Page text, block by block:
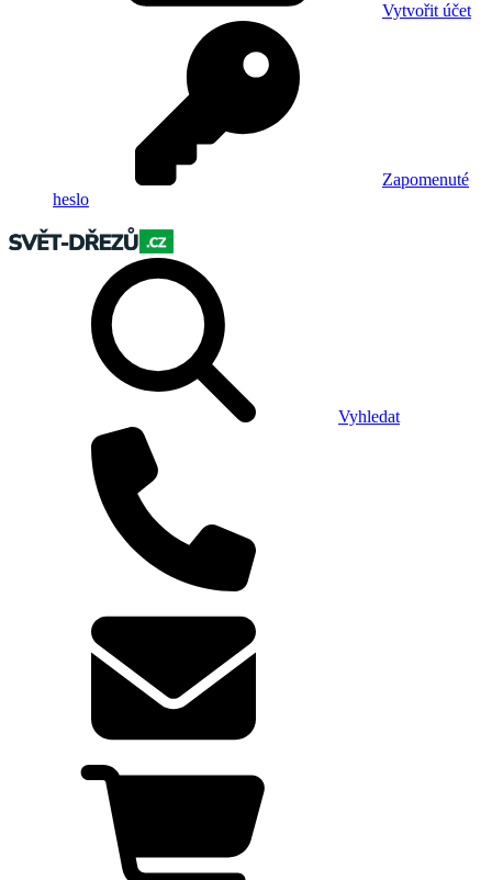
Vytvořit účet
Zapomenuté
heslo
Vyhledat